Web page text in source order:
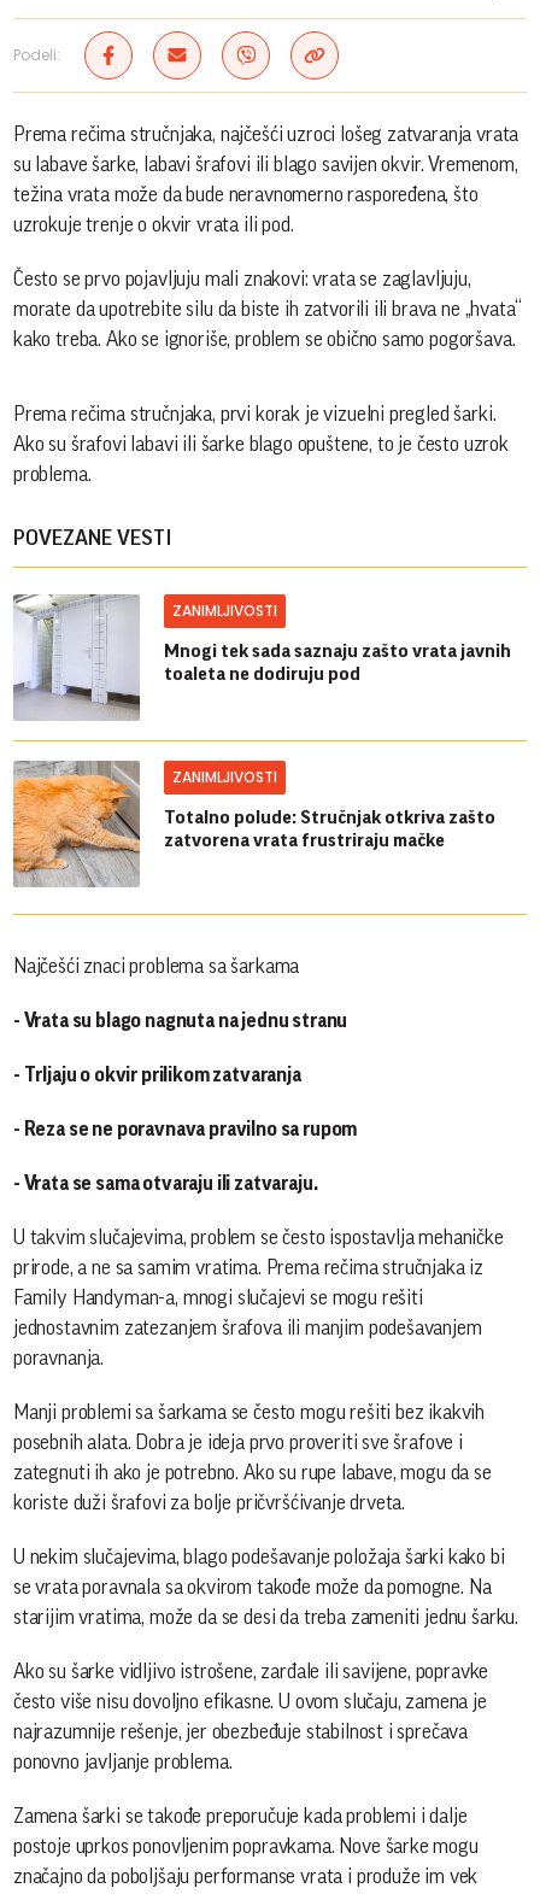
Podeli:
Prema rečima stručnjaka, najčešći uzroci lošeg zatvaranja vrata
su labave šarke, labavi šrafovi ili blago savijen okvir. Vremenom,
težina vrata može da bude neravnomerno raspoređena, što
uzrokuje trenje o okvir vrata ili pod.
Često se prvo pojavljuju mali znakovi: vrata se zaglavljuju,
morate da upotrebite silu da biste ih zatvorili ili brava ne „hvata“
kako treba. Ako se ignoriše, problem se obično samo pogoršava.
Prema rečima stručnjaka, prvi korak je vizuelni pregled šarki.
Ako su šrafovi labavi ili šarke blago opuštene, to je često uzrok
problema.
POVEZANE VESTI
ZANIMLJIVOSTI
Mnogi tek sada saznaju zašto vrata javnih
toaleta ne dodiruju pod
ZANIMLJIVOSTI
Totalno polude: Stručnjak otkriva zašto
zatvorena vrata frustriraju mačke
Najčešći znaci problema sa šarkama
- Vrata su blago nagnuta na jednu stranu
- Trljaju o okvir prilikom zatvaranja
- Reza se ne poravnava pravilno sa rupom
- Vrata se sama otvaraju ili zatvaraju.
U takvim slučajevima, problem se često ispostavlja mehaničke
prirode, a ne sa samim vratima. Prema rečima stručnjaka iz
Family Handyman-a, mnogi slučajevi se mogu rešiti
jednostavnim zatezanjem šrafova ili manjim podešavanjem
poravnanja.
Manji problemi sa šarkama se često mogu rešiti bez ikakvih
posebnih alata. Dobra je ideja prvo proveriti sve šrafove i
zategnuti ih ako je potrebno. Ako su rupe labave, mogu da se
koriste duži šrafovi za bolje pričvršćivanje drveta.
U nekim slučajevima, blago podešavanje položaja šarki kako bi
se vrata poravnala sa okvirom takođe može da pomogne. Na
starijim vratima, može da se desi da treba zameniti jednu šarku.
Ako su šarke vidljivo istrošene, zarđale ili savijene, popravke
često više nisu dovoljno efikasne. U ovom slučaju, zamena je
najrazumnije rešenje, jer obezbeđuje stabilnost i sprečava
ponovno javljanje problema.
Zamena šarki se takođe preporučuje kada problemi i dalje
postoje uprkos ponovljenim popravkama. Nove šarke mogu
značajno da poboljšaju performanse vrata i produže im vek